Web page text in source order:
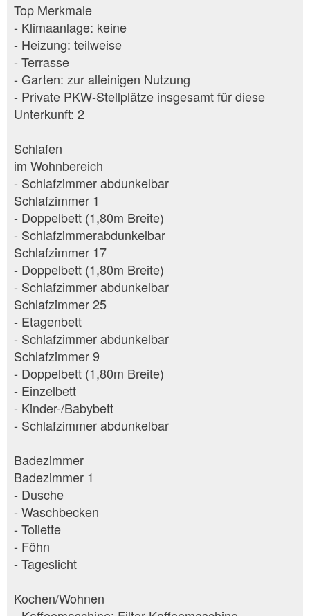
Top Merkmale
- Klimaanlage: keine
- Heizung: teilweise
- Terrasse
- Garten: zur alleinigen Nutzung
- Private PKW-Stellplätze insgesamt für diese
Unterkunft: 2
Schlafen
im Wohnbereich
- Schlafzimmer abdunkelbar
Schlafzimmer 1
- Doppelbett (1,80m Breite)
- Schlafzimmerabdunkelbar
Schlafzimmer 17
- Doppelbett (1,80m Breite)
- Schlafzimmer abdunkelbar
Schlafzimmer 25
- Etagenbett
- Schlafzimmer abdunkelbar
Schlafzimmer 9
- Doppelbett (1,80m Breite)
- Einzelbett
- Kinder-/Babybett
- Schlafzimmer abdunkelbar
Badezimmer
Badezimmer 1
- Dusche
- Waschbecken
- Toilette
- Föhn
- Tageslicht
Kochen/Wohnen